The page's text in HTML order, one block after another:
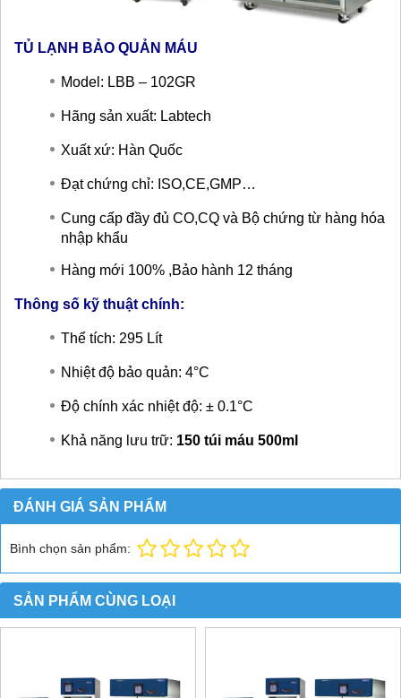
TỦ LẠNH BẢO QUẢN MÁU
Model: LBB – 102GR
Hãng sản xuất: Labtech
Xuất xứ: Hàn Quốc
Đạt chứng chỉ: ISO,CE,GMP…
Cung cấp đầy đủ CO,CQ và Bộ chứng từ hàng hóa
nhập khẩu
Hàng mới 100% ,Bảo hành 12 tháng
Thông số kỹ thuật chính:
Thể tích: 295 Lít
Nhiệt độ bảo quản: 4°C
Độ chính xác nhiệt độ: ± 0.1°C
Khả năng lưu trữ: 150 túi máu 500ml
ĐÁNH GIÁ SẢN PHẨM
Bình chọn sản phẩm:
SẢN PHẨM CÙNG LOẠI